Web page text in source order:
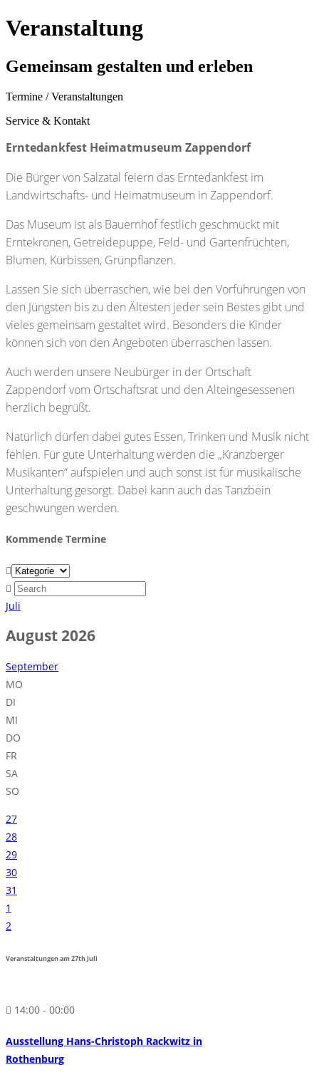
Veranstaltung
Gemeinsam gestalten und erleben
Termine / Veranstaltungen
Service & Kontakt
Erntedankfest Heimatmuseum Zappendorf
Die Bürger von Salzatal feiern das Erntedankfest im
Landwirtschafts- und Heimatmuseum in Zappendorf.
Das Museum ist als Bauernhof festlich geschmückt mit
Erntekronen, Getreidepuppe, Feld- und Gartenfrüchten,
Blumen, Kürbissen, Grünpflanzen.
Lassen Sie sich überraschen, wie bei den Vorführungen von
den Jüngsten bis zu den Ältesten jeder sein Bestes gibt und
vieles gemeinsam gestaltet wird. Besonders die Kinder
können sich von den Angeboten überraschen lassen.
Auch werden unsere Neubürger in der Ortschaft
Zappendorf vom Ortschaftsrat und den Alteingesessenen
herzlich begrüßt.
Natürlich dürfen dabei gutes Essen, Trinken und Musik nicht
fehlen. Für gute Unterhaltung werden die „Kranzberger
Musikanten“ aufspielen und auch sonst ist für musikalische
Unterhaltung gesorgt. Dabei kann auch das Tanzbein
geschwungen werden.
Kommende Termine
Juli
August 2026
September
MO
DI
MI
DO
FR
SA
SO
27
28
29
30
31
1
2
Veranstaltungen am27thJuli
14:00 - 00:00
Ausstellung Hans-Christoph Rackwitz in
Rothenburg